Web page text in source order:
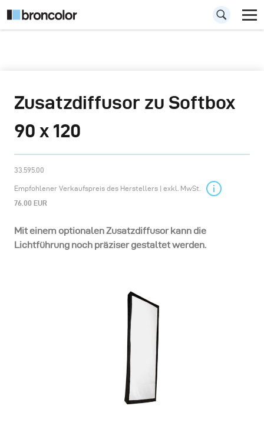
Zusatzdiffusor zu Softbox
90 x 120
33.595.00
Empfohlener Verkaufspreis des Herstellers | exkl. MwSt.
76.00 EUR
Mit einem optionalen Zusatzdiffusor kann die
Lichtführung noch präziser gestaltet werden.